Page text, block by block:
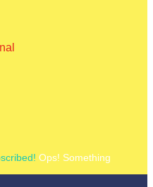
Ops! Something